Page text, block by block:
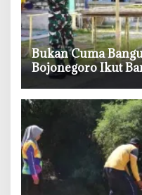
‎Bukan Cuma
Bojonegoro Ikut
Tembakau